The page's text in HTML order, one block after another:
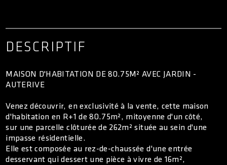
DESCRIPTIF
MAISON D'HABITATION DE 80.75M² AVEC JARDIN -
AUTERIVE
Venez découvrir, en exclusivité à la vente, cette maison
d'habitation en R+1 de 80.75m², mitoyenne d'un côté,
sur une parcelle clôturée de 262m² située au sein d'une
impasse résidentielle.
Elle est composée au rez-de-chaussée d'une entrée
desservant qui dessert une pièce à vivre de 16m²,